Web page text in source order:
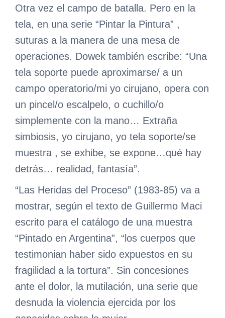
Otra vez el campo de batalla. Pero en la
tela, en una serie “Pintar la Pintura” ,
suturas a la manera de una mesa de
operaciones. Dowek también escribe: “Una
tela soporte puede aproximarse/ a un
campo operatorio/mi yo cirujano, opera con
un pincel/o escalpelo, o cuchillo/o
simplemente con la mano… Extraña
simbiosis, yo cirujano, yo tela soporte/se
muestra , se exhibe, se expone…qué hay
detrás… realidad, fantasía”.
“Las Heridas del Proceso” (1983-85) va a
mostrar, según el texto de Guillermo Maci
escrito para el catálogo de una muestra
“Pintado en Argentina”, “los cuerpos que
testimonian haber sido expuestos en su
fragilidad a la tortura”. Sin concesiones
ante el dolor, la mutilación, una serie que
desnuda la violencia ejercida por los